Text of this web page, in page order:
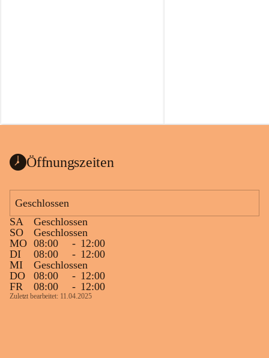
Öffnungszeiten
Geschlossen
SA
Geschlossen
SO
Geschlossen
MO 08:00 - 12:00
DI
08:00 - 12:00
MI
Geschlossen
DO
08:00 - 12:00
FR
08:00 - 12:00
Zuletzt bearbeitet: 11.04.2025